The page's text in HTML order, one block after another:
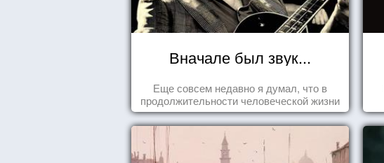
Вначале был звук...
Еще совсем недавно я думал, что в
продолжительности человеческой жизни
заложена какая-то ошибка.